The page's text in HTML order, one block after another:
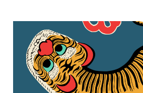
La breve
28 nov 20243 min read